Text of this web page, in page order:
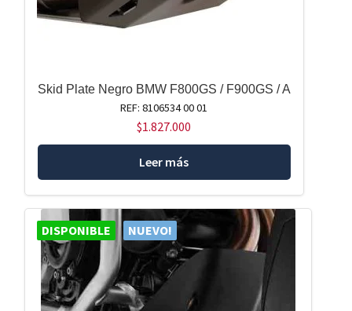
Skid Plate Negro BMW F800GS / F900GS / A
REF: 8106534 00 01
$1.827.000
Leer más
DISPONIBLE NUEVO!